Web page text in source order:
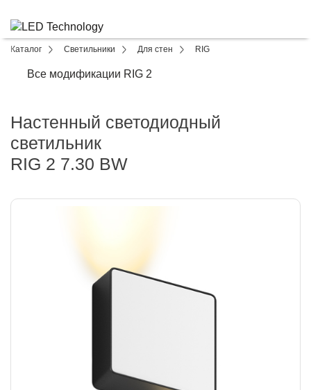
Каталог Светильники Для стен RIG
Все модификации RIG 2
Настенный светодиодный
светильник
RIG 2 7.30 BW